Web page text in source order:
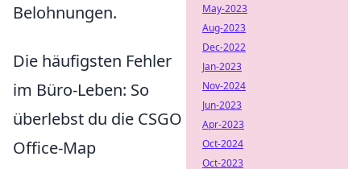
Belohnungen.
Die häufigsten Fehler
im Büro-Leben: So
überlebst du die CSGO
Office-Map
May-2023
Aug-2023
Dec-2022
Jan-2023
Nov-2024
Jun-2023
Apr-2023
Oct-2024
Oct-2023